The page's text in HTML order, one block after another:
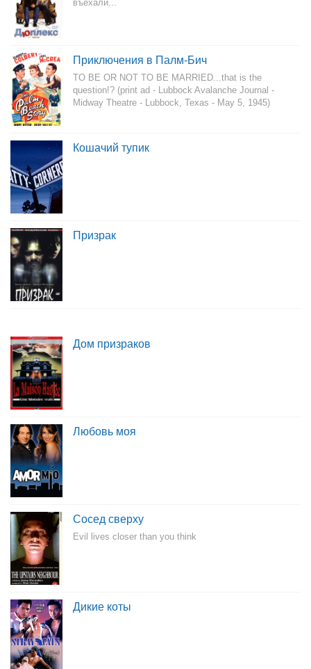
въехали...
Приключения в Палм-Бич
TO BE OR NOT TO BE MARRIED...that is the
question!? (print ad - Lubbock Avalanche Journal -
Midway Theatre - Lubbock, Texas - May 5, 1945)
Кошачий тупик
Призрак
Дом призраков
Любовь моя
Сосед сверху
Evil lives closer than you think
Дикие коты